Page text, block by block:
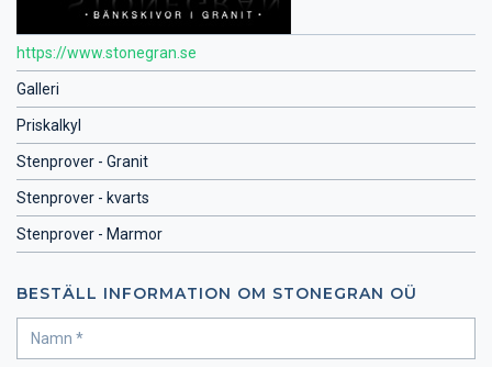
https://www.stonegran.se
Galleri
Priskalkyl
Stenprover - Granit
Stenprover - kvarts
Stenprover - Marmor
BESTÄLL INFORMATION OM STONEGRAN OÜ